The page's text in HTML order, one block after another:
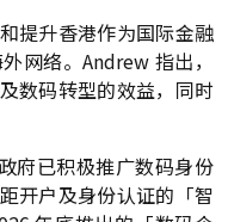
提升香港作为国际金融
网络。Andrew 指出，
数码转型的效益，同时
府已积极推广数码身份
开户及身份认证的「智